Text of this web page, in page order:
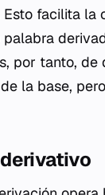
facilita
por tanto,
la base,